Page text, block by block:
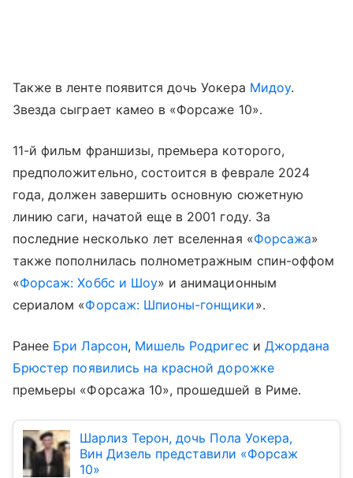
Также в ленте появится дочь Уокера Мидоу.
Звезда сыграет камео в «Форсаже 10».
11-й фильм франшизы, премьера которого,
предположительно, состоится в феврале 2024
года, должен завершить основную сюжетную
линию саги, начатой еще в 2001 году. За
последние несколько лет вселенная «Форсажа»
также пополнилась полнометражным спин-оффом
«Форсаж: Хоббс и Шоу» и анимационным
сериалом «Форсаж: Шпионы-гонщики».
Ранее Бри Ларсон, Мишель Родригес и Джордана
Брюстер появились на красной дорожке
премьеры «Форсажа 10», прошедшей в Риме.
Шарлиз Терон, дочь Пола Уокера,
Вин Дизель представили «Форсаж
10»